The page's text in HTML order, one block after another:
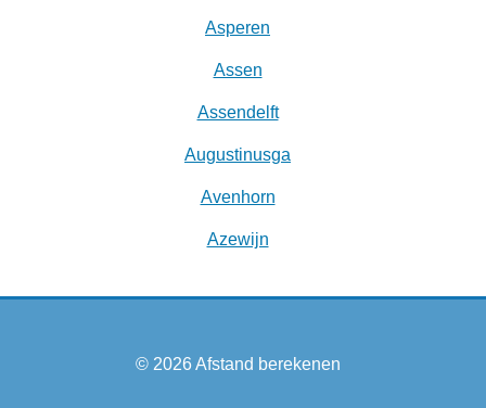
Asperen
Assen
Assendelft
Augustinusga
Avenhorn
Azewijn
© 2026Afstand berekenen